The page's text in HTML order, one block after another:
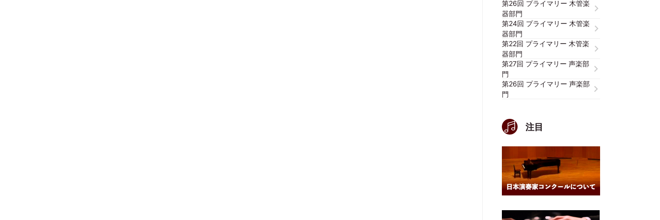
第26回 プライマリー 木管楽
器部門
第24回 プライマリー 木管楽
器部門
第22回 プライマリー 木管楽
器部門
第27回 プライマリー 声楽部
門
第26回 プライマリー 声楽部
門
注目